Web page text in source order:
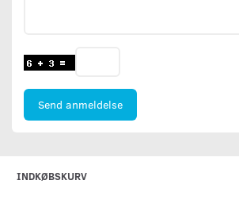
Send anmeldelse
INDKØBSKURV